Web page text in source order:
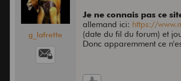
g_lafrette
Je ne connais pas ce
allemand ici: https://
(date du fil du forum) et
Donc apparemment ce